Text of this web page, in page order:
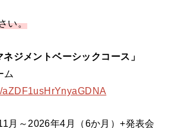
い。
ジメントベーシックコース」
ム
aZDF1usHrYnyaGDNA
月～2026年4月（6か月）+発表会